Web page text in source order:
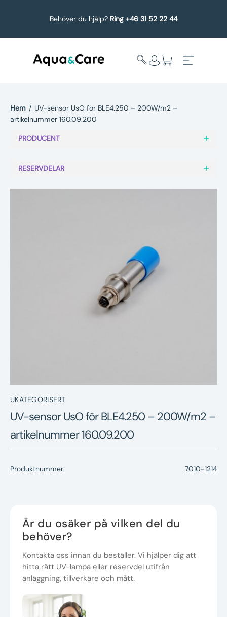
Behöver du hjälp? Ring +46 31 52 22 44
Underhållstips
Kontakt
Hem / UV-sensor UsO för BLE4.250 – 200W/m2 –
artikelnummer 160.09.200
PRODUCENT
RESERVDELAR
UKATEGORISERT
UV-sensor UsO för BLE4.250 – 200W/m2 –
artikelnummer 160.09.200
Produktnummer: 7010-1214
Är du osäker på vilken del du
behöver?
Kontakta oss innan du beställer. Vi hjälper dig att
hitta rätt UV-lampa eller reservdel utifrån
anläggning, tillverkare och mått.